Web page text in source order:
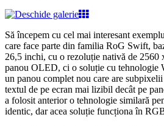
Să începem cu cel mai interesant
care face parte din familia RoG Swift,
26,5 inchi, cu o rezoluție nativă de
panou OLED, ci o soluție cu
un panou complet nou care are
textul de pe ecran mai lizibil decât pe
a folosit anterior o tehnologie similară
identic, dar acea soluție funcționa în